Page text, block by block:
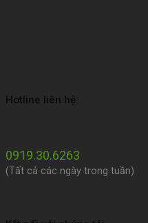
Hotline liên hệ:
0919.30.6263
(Tất cả các ngày trong tuần)